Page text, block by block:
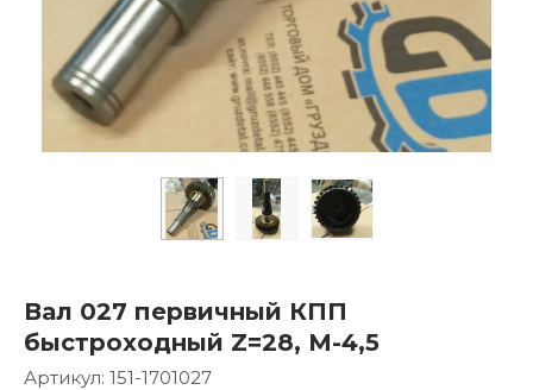
Вал 027 первичный КПП
быстроходный Z=28, М-4,5
Артикул: 151-1701027